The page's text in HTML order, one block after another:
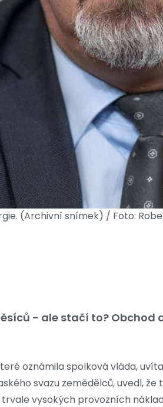
(Archivní snímek) / Foto:
- ale stačí to? Obchod
oznámila spolková vláda,
svazu zemědělců, uvedl,
vysokých provozních